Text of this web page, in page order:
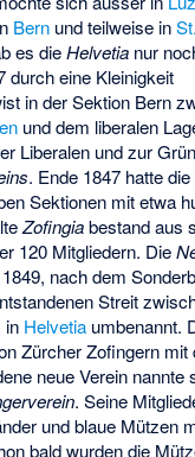
Bern und teilweise in
es dieHelvetia nur
durch eine Kleinigkeit
in der Sektion Bern
und dem liberalen
Liberalen und zur
. Ende 1847 hatte
Sektionen mit etwa
Zofingiabestand aus
120 Mitgliedern. Die
nach dem
Streit
in Helvetia umbenannt.
Zürcher Zofingern mit
neue Verein nannte
. Seine
und blaue Mützen
bald wurden die